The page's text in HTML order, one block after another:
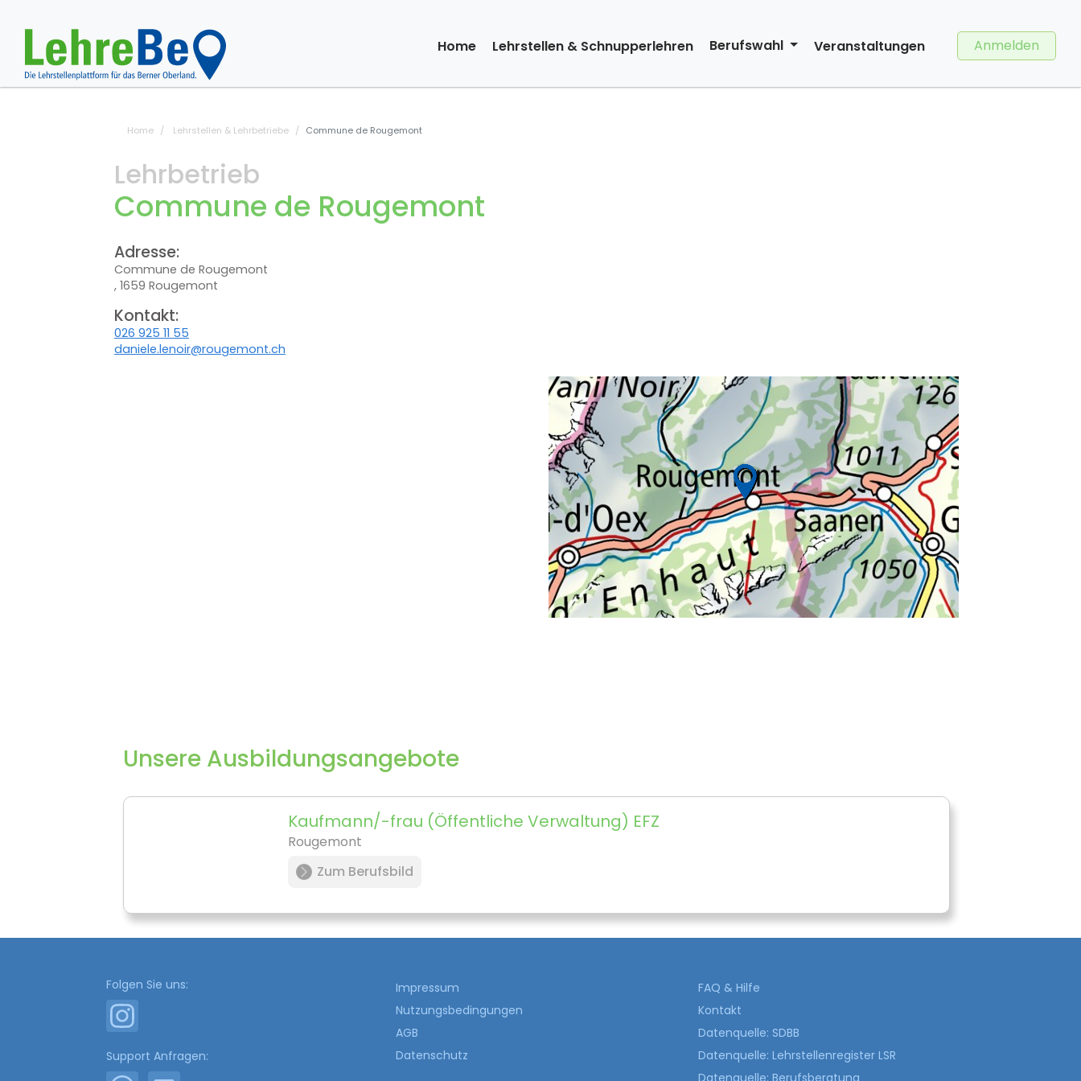
Home Lehrstellen & Schnupperlehren Berufswahl Veranstaltungen Anmelden
Home Lehrstellen & Lehrbetriebe Commune de Rougemont
Lehrbetrieb
Commune de Rougemont
Adresse:
Commune de Rougemont
, 1659 Rougemont
Kontakt:
026 925 11 55
daniele.lenoir@rougemont.ch
Unsere Ausbildungsangebote
Kaufmann/-frau (Öffentliche Verwaltung) EFZ
Rougemont
Zum Berufsbild
Folgen Sie uns:
Support Anfragen:
Impressum
Nutzungsbedingungen
AGB
Datenschutz
FAQ & Hilfe
Kontakt
Datenquelle: SDBB
Datenquelle: Lehrstellenregister LSR